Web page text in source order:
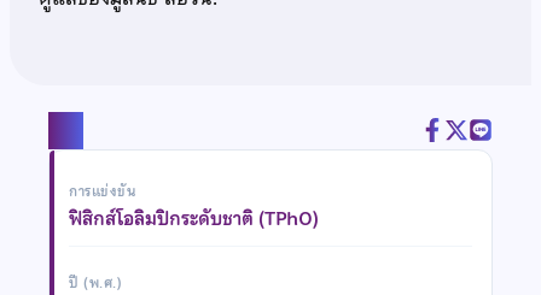
การแข่งขัน
ฟิสิกส์โอลิมปิกระดับชาติ (TPhO)
ปี (พ.ศ.)